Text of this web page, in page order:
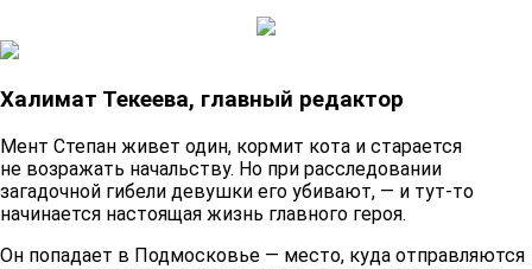
Халимат Текеева, главный редактор
Мент Степан живет один, кормит кота и старается
не возражать начальству. Но при расследовании
загадочной гибели девушки его убивают, — и тут-то
начинается настоящая жизнь главного героя.
Он попадает в Подмосковье — место, куда отправляются